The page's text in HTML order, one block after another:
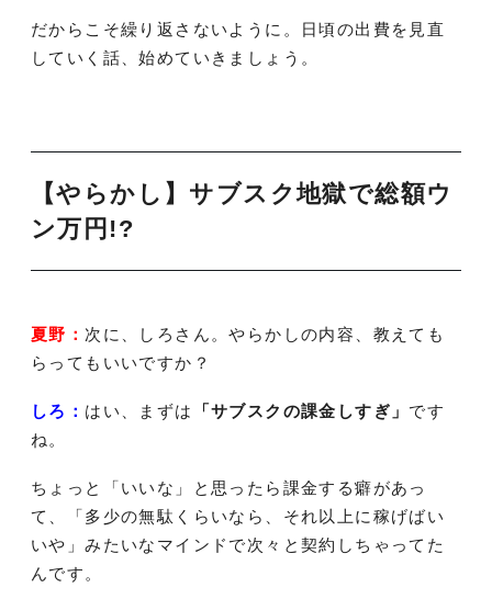
だからこそ繰り返さないように。日頃の出費を見直
していく話、始めていきましょう。
【やらかし】サブスク地獄で総額ウ
ン万円!?
夏野： 次に、しろさん。やらかしの内容、教えても
らってもいいですか？
しろ： はい、まずは 「サブスクの課金しすぎ」 です
ね。
ちょっと「いいな」と思ったら課金する癖があっ
て、「多少の無駄くらいなら、それ以上に稼げばい
いや」みたいなマインドで次々と契約しちゃってた
んです。